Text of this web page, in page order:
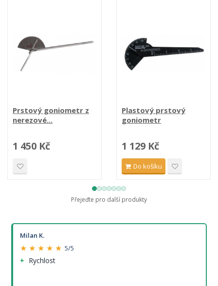
Prstový goniometr z
nerezové...
1 450 Kč
Plastový prstový
goniometr
1 129 Kč
Do košíku
Přejeďte pro další produkty
Milan K.
★ ★ ★ ★ ★ 5/5
Rychlost